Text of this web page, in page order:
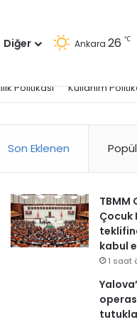
Diğer Ankara 26 ℃
Politikası Kullanım
Son Eklenen
TBMM
Çocuk
kabul
1 saat